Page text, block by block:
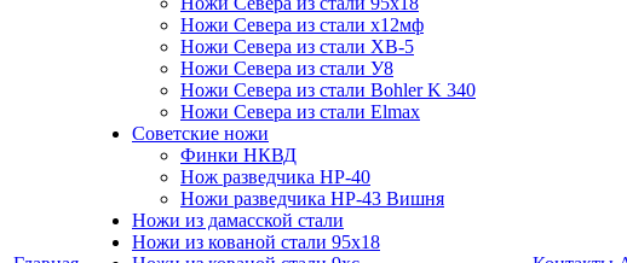
Ножи Севера из стали х12мф
Ножи Севера из стали ХВ-5
Ножи Севера из стали У8
Ножи Севера из стали Bohler K 340
Ножи Севера из стали Elmax
Советские ножи
Финки НКВД
Нож разведчика НР-40
Ножи разведчика НР-43 Вишня
Ножи из дамасской стали
Ножи из кованой стали 95х18